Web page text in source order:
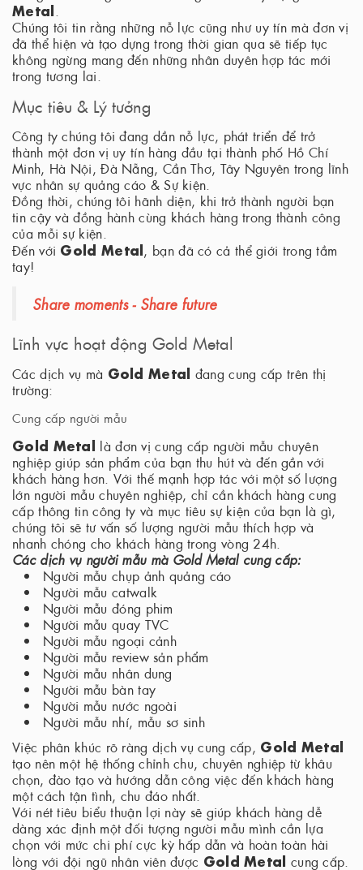
Metal
Chúng tôi tin rằng những nỗ lực cũng như uy tín mà đơn vị
đã thể hiện và tạo dựng trong thời gian qua sẽ tiếp tục
không ngừng mang đến những nhân duyên hợp tác mới
trong tương lai.
Mục tiêu & Lý tưởng
Công ty chúng tôi đang dần nỗ lực, phát triển để trở
thành một đơn vị uy tín hàng đầu tại thành phố Hồ Chí
Minh, Hà Nội, Đà Nẵng, Cần Thơ, Tây Nguyên trong lĩnh
vực nhân sự quảng cáo & Sự kiện.
Đồng thời, chúng tôi hãnh diện, khi trở thành người bạn
tin cậy và đồng hành cùng khách hàng trong thành công
của mỗi sự kiện.
Đến với Gold Metal , bạn đã có cả thể giới trong tầm
tay!
Share moments - Share future
Lĩnh vực hoạt động Gold Metal
Các dịch vụ mà Gold Metal đang cung cấp trên thị
trường:
Cung cấp người mẫu
Gold Metal là đơn vị cung cấp người mẫu chuyên
nghiệp giúp sản phẩm của bạn thu hút và đến gần với
khách hàng hơn. Với thế mạnh hợp tác với một số lượng
lớn người mẫu chuyên nghiệp, chỉ cần khách hàng cung
cấp thông tin công ty và mục tiêu sự kiện của bạn là gì,
chúng tôi sẽ tư vấn số lượng người mẫu thích hợp và
nhanh chóng cho khách hàng trong vòng 24h.
Các dịch vụ người mẫu mà Gold Metal cung cấp:
Người mẫu chụp ảnh quảng cáo
Người mẫu catwalk
Người mẫu đóng phim
Người mẫu quay TVC
Người mẫu ngoại cảnh
Người mẫu review sản phẩm
Người mẫu nhân dung
Người mẫu bàn tay
Người mẫu nước ngoài
Người mẫu nhí, mẫu sơ sinh
Việc phân khúc rõ ràng dịch vụ cung cấp, Gold Metal
tạo nên một hệ thống chỉnh chu, chuyên nghiệp từ khâu
chọn, đào tạo và hướng dẫn công việc đến khách hàng
một cách tận tình, chu đáo nhất.
Với nét tiêu biểu thuận lợi này sẽ giúp khách hàng dễ
dàng xác định một đối tượng người mẫu mình cần lựa
chọn với mức chi phí cực kỳ hấp dẫn và hoàn toàn hài
lòng với đội ngũ nhân viên được Gold Metal cung cấp.